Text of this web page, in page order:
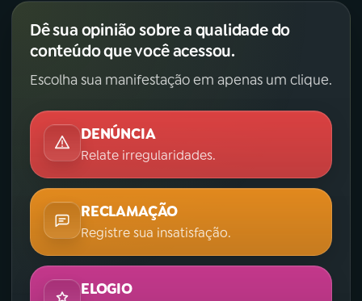
Dê sua opinião sobre a qualidade do
conteúdo que você acessou.
Escolha sua manifestação em apenas um clique.
DENÚNCIA
Relate irregularidades.
RECLAMAÇÃO
Registre sua insatisfação.
ELOGIO